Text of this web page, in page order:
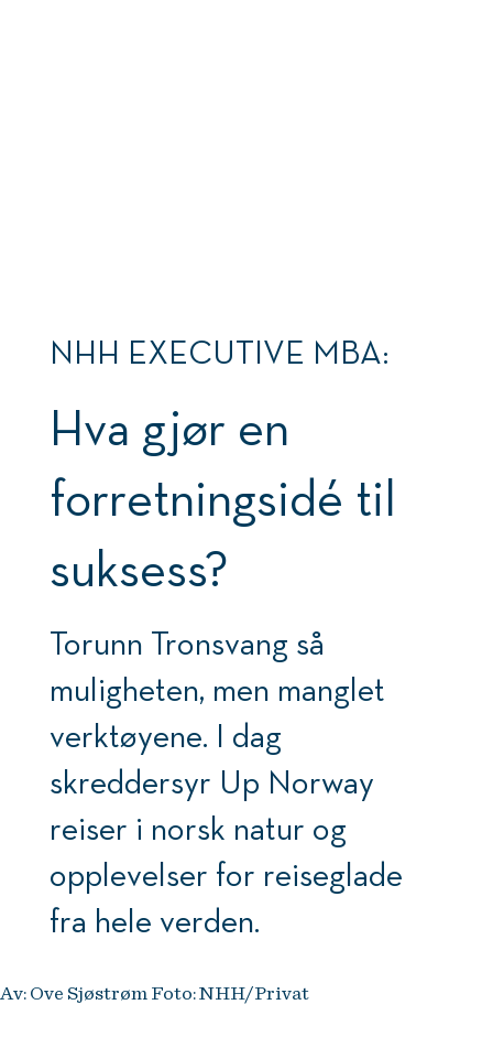
NHH EXECUTIVE MBA:
Hva gjør en
forretningsidé til
suksess?
Torunn Tronsvang så
muligheten, men manglet
verktøyene. I dag
skreddersyr Up Norway
reiser i norsk natur og
opplevelser for reiseglade
fra hele verden.
Av: Ove Sjøstrøm Foto: NHH/Privat